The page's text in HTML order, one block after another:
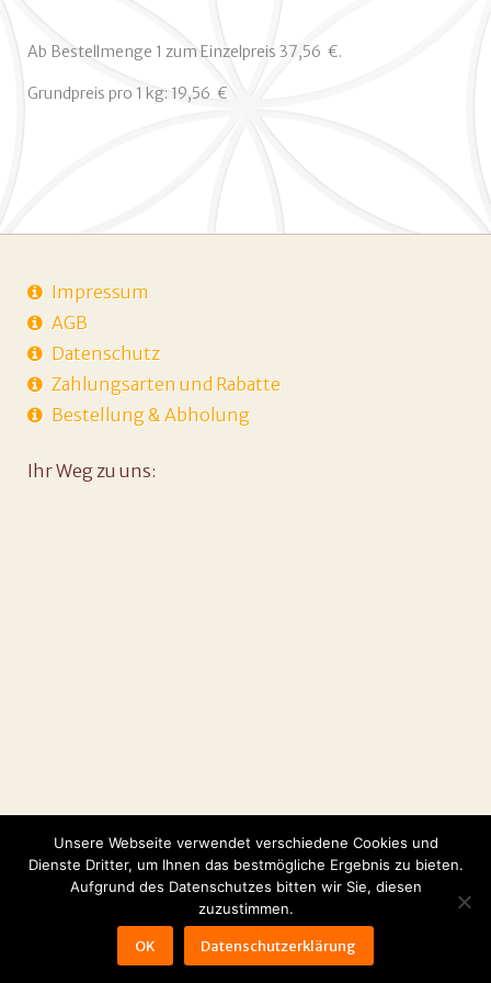
12
Ab Bestellmenge 1 zum Einzelpreis 37,56  €.
Grundpreis pro 1 kg: 19,56  €
Impressum
AGB
Datenschutz
Zahlungsarten und Rabatte
Bestellung & Abholung
Ihr Weg zu uns:
© 2026NIRANKAR
Bestellung & Abholung
Unsere Webseite verwendet verschiedene Cookies und
Dienste Dritter, um Ihnen das bestmögliche Ergebnis zu bieten.
Aufgrund des Datenschutzes bitten wir Sie, diesen
zuzustimmen.
OK Datenschutzerklärung